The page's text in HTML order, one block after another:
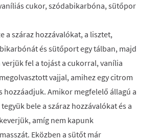
cukor, szódabikarbóna, sütőpor
a száraz hozzávalókat, a lisztet,
és sütőport egy tálban, majd
verjük fel a tojást a cukorral, vanília
vajjal, amihez egy citrom
hozzáadjuk. Amikor megfelelő állagú a
bele a száraz hozzávalókat és a
amíg nem kapunk
Eközben a sütőt már